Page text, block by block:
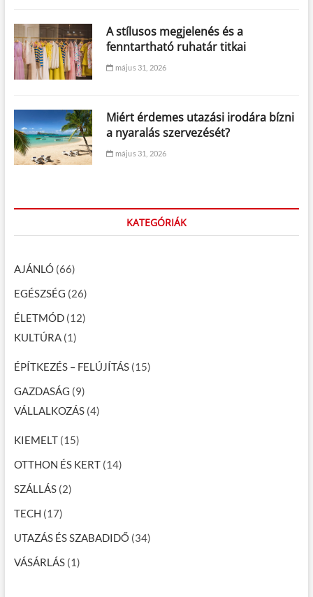
A stílusos megjelenés és a
fenntartható ruhatár titkai
május 31, 2026
Miért érdemes utazási irodára bízni
a nyaralás szervezését?
május 31, 2026
KATEGÓRIÁK
AJÁNLÓ(66)
EGÉSZSÉG (26)
ÉLETMÓD(12)
KULTÚRA(1)
ÉPÍTKEZÉS – FELÚJÍTÁS(15)
GAZDASÁG (9)
VÁLLALKOZÁS(4)
KIEMELT(15)
OTTHON ÉS KERT(14)
SZÁLLÁS(2)
TECH (17)
UTAZÁS ÉS SZABADIDŐ (34)
VÁSÁRLÁS(1)